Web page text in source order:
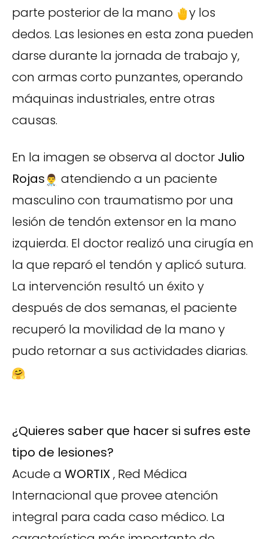
parte posterior de la mano
y los
dedos. Las lesiones en esta zona pueden
darse durante la jornada de trabajo y,
con armas corto punzantes, operando
máquinas industriales, entre otras
causas.
En la imagen se observa al doctor Julio
Rojas
atendiendo a un paciente
masculino con traumatismo por una
lesión de tendón extensor en la mano
izquierda. El doctor realizó una cirugía en
la que reparó el tendón y aplicó sutura.
La intervención resultó un éxito y
después de dos semanas, el paciente
recuperó la movilidad de la mano y
pudo retornar a sus actividades diarias.
¿Quieres saber que hacer si sufres este
tipo de lesiones?
Acude a WORTIX, Red Médica
Internacional que provee atención
integral para cada caso médico. La